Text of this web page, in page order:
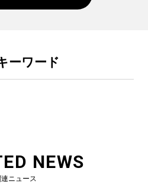
ーワード
NEWS
連ニュース